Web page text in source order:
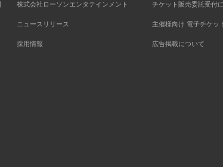
株式会社ローソンエンタテインメント
ニュースリリース
採用情報
チケット販売委託受付
主催様向け 電子チケッ
広告掲載について